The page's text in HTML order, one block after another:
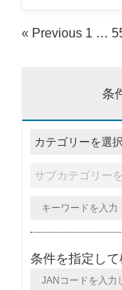
« Previous 1 …
条
条件を指定して